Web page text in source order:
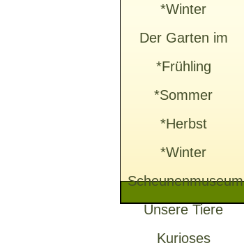
*Winter
Der Garten im
*Frühling
*Sommer
*Herbst
*Winter
Scheunenmuseum
Unsere Tiere
Kurioses